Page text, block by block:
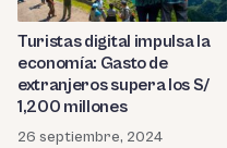
Turistas digital impulsa la
economía: Gasto de
extranjeros supera los S/
1,200 millones
26 septiembre, 2024